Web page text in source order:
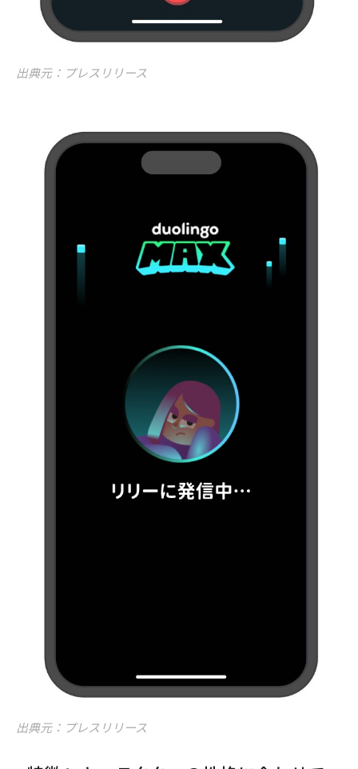
出典元：プレスリリース
出典元：プレスリリース